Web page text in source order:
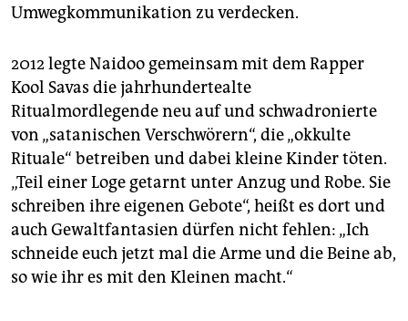
Umwegkommunikation zu verdecken.
2012 legte Naidoo gemeinsam mit dem Rapper
Kool Savas die jahrhundertealte
Ritualmordlegende neu auf und schwadronierte
von „satanischen Verschwörern“, die „okkulte
Rituale“ betreiben und dabei kleine Kinder töten.
„Teil einer Loge getarnt unter Anzug und Robe. Sie
schreiben ihre eigenen Gebote“, heißt es dort und
auch Gewaltfantasien dürfen nicht fehlen: „Ich
schneide euch jetzt mal die Arme und die Beine ab,
so wie ihr es mit den Kleinen macht.“